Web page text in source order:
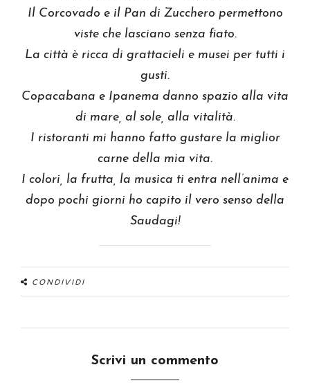
Il Corcovado e il Pan di Zucchero permettono
viste che lasciano senza fiato.
La città è ricca di grattacieli e musei per tutti i
gusti.
Copacabana e Ipanema danno spazio alla vita
di mare, al sole, alla vitalità.
I ristoranti mi hanno fatto gustare la miglior
carne della mia vita.
I colori, la frutta, la musica ti entra nell’anima e
dopo pochi giorni ho capito il vero senso della
Saudagi!
CONDIVIDI
Scrivi un commento